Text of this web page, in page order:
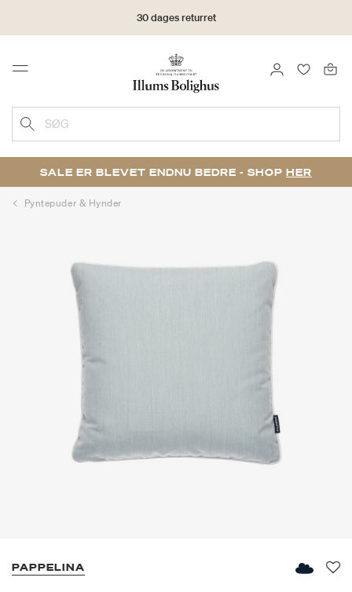
30 dages returret
Menu LOG IND
SØG
SALE ER BLEVET ENDNU BEDRE - SHOP HER
Pyntepuder & Hynder
PAPPELINA